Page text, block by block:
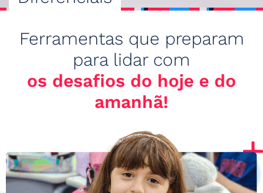
Ferramentas que preparam
para lidar com
os desafios do hoje e do
amanhã!